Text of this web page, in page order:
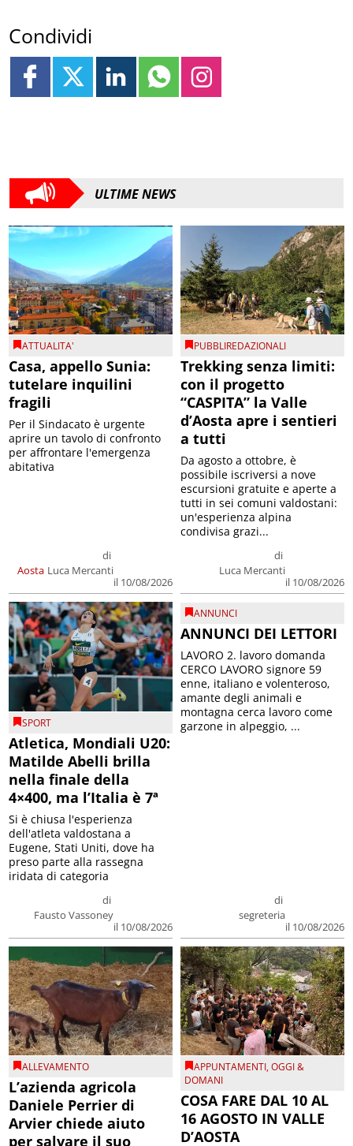
Condividi
ULTIME NEWS
ATTUALITA'
Casa, appello Sunia:
tutelare inquilini
fragili
Aosta
di
Luca Mercanti
il 10/08/2026
Per il Sindacato è urgente
aprire un tavolo di confronto
per affrontare l'emergenza
abitativa
PUBBLIREDAZIONALI
Trekking senza limiti:
con il progetto
“CASPITA” la Valle
d’Aosta apre i sentieri
a tutti
di
Luca Mercanti
il 10/08/2026
Da agosto a ottobre, è
possibile iscriversi a nove
escursioni gratuite e aperte a
tutti in sei comuni valdostani:
un'esperienza alpina
condivisa grazi...
SPORT
Atletica, Mondiali U20:
Matilde Abelli brilla
nella finale della
4×400, ma l’Italia è 7ª
di
Fausto Vassoney
il 10/08/2026
Si è chiusa l'esperienza
dell'atleta valdostana a
Eugene, Stati Uniti, dove ha
preso parte alla rassegna
iridata di categoria
ANNUNCI
ANNUNCI DEI LETTORI
di
segreteria
il 10/08/2026
LAVORO 2. lavoro domanda
CERCO LAVORO signore 59
enne, italiano e volenteroso,
amante degli animali e
montagna cerca lavoro come
garzone in alpeggio, ...
ALLEVAMENTO
L’azienda agricola
Daniele Perrier di
Arvier chiede aiuto
per salvare il suo
APPUNTAMENTI,OGGI &
DOMANI
COSA FARE DAL 10 AL
16 AGOSTO IN VALLE
D’AOSTA